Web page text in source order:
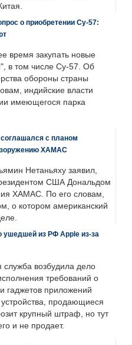
о приобретении Су-57:
время закупать новые
в том числе Су-57. Об
обороны страны
индийские власти
имеющегося парка
с планом
ХАМАС
Нетаньяху заявил,
США Дональдом
ХАМАС. По его словам,
о котором американский
ушедшей из РФ Apple из-за
возбудила дело
требований о
гаджетов приложений
продающиеся
крупный штраф, но тут
и не продает.